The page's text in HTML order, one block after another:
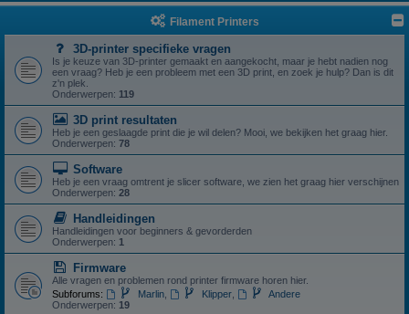
Filament Printers
3D-printer specifieke vragen
Is je keuze van 3D-printer gemaakt en aangekocht, maar je hebt nadien nog
een vraag? Heb je een probleem met een 3D print, en zoek je hulp? Dan is dit
z'n plek.
Onderwerpen: 119
3D print resultaten
Heb je een geslaagde print die je wil delen? Mooi, we bekijken het graag hier.
Onderwerpen: 78
Software
Heb je een vraag omtrent je slicer software, we zien het graag hier verschijnen
Onderwerpen: 28
Handleidingen
Handleidingen voor beginners & gevorderden
Onderwerpen: 1
Firmware
Alle vragen en problemen rond printer firmware horen hier.
Subforums:
Marlin Klipper
Andere
Onderwerpen: 19